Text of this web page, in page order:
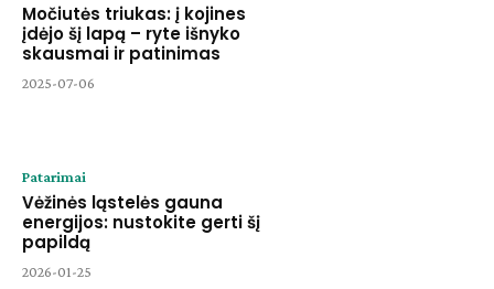
Močiutės triukas: į kojines
įdėjo šį lapą – ryte išnyko
skausmai ir patinimas
2025-07-06
Patarimai
Vėžinės ląstelės gauna
energijos: nustokite gerti šį
papildą
2026-01-25